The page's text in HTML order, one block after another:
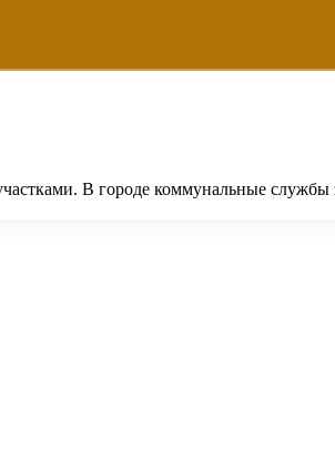
В городе коммунальные службы